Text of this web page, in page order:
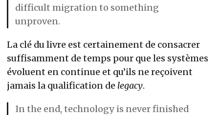
difficult migration to something
unproven.
La clé du livre est certainement de consacrer
suffisamment de temps pour que les systèmes
évoluent en continue et qu’ils ne reçoivent
jamais la qualification de legacy.
In the end, technology is never finished